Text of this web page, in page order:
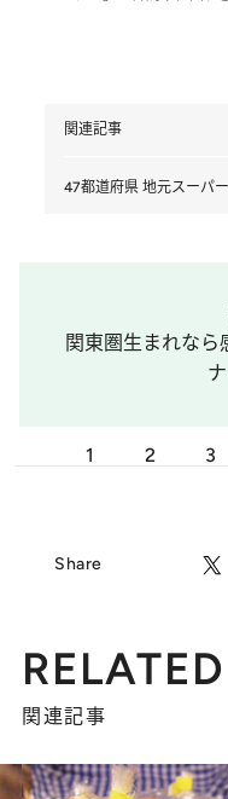
関連記事
47都道府県 地元スーパ
関東圏生まれなら
1 2 3
Share
関連記事